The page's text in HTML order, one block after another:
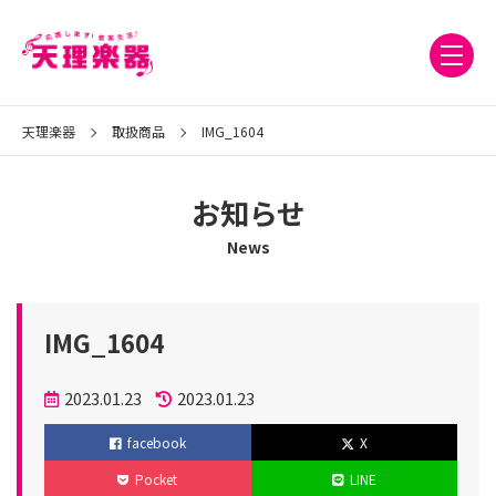
天理楽器 取扱商品 IMG_1604
お知らせ
News
IMG_1604
投
稿
日
2023.01.23
更
新
2023.01.23
facebook
X
Pocket
LINE